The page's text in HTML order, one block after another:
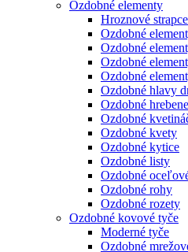
Ozdobné elementy
Hroznové
Ozdobné
Ozdobné
Ozdobné
Ozdobné
Ozdobné hlavy
Ozdobné hrebene
Ozdobné
Ozdobné kvety
Ozdobné kytice
Ozdobné listy
Ozdobné
Ozdobné rohy
Ozdobné rozety
Ozdobné kovové tyče
Moderné tyče
Ozdobné